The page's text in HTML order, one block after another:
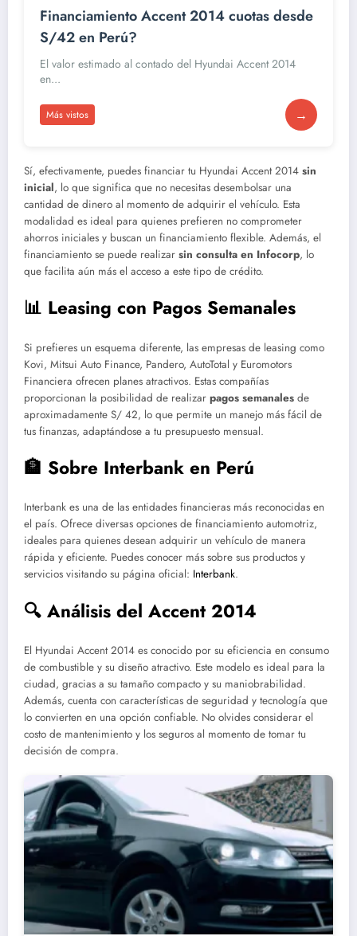
Financiamiento Accent 2014 cuotas desde
S/42 en Perú?
El valor estimado al contado del Hyundai Accent 2014
en...
Más vistos →
Sí, efectivamente, puedes financiar tu Hyundai Accent 2014 sin
inicial, lo que significa que no necesitas desembolsar una
cantidad de dinero al momento de adquirir el vehículo. Esta
modalidad es ideal para quienes prefieren no comprometer
ahorros iniciales y buscan un financiamiento flexible. Además, el
financiamiento se puede realizar sin consulta en Infocorp, lo
que facilita aún más el acceso a este tipo de crédito.
📊 Leasing con Pagos Semanales
Si prefieres un esquema diferente, las empresas de leasing como
Kovi, Mitsui Auto Finance, Pandero, AutoTotal y Euromotors
Financiera ofrecen planes atractivos. Estas compañías
proporcionan la posibilidad de realizar pagos semanales de
aproximadamente S/ 42, lo que permite un manejo más fácil de
tus finanzas, adaptándose a tu presupuesto mensual.
🏦 Sobre Interbank en Perú
Interbank es una de las entidades financieras más reconocidas en
el país. Ofrece diversas opciones de financiamiento automotriz,
ideales para quienes desean adquirir un vehículo de manera
rápida y eficiente. Puedes conocer más sobre sus productos y
servicios visitando su página oficial: Interbank.
🔍 Análisis del Accent 2014
El Hyundai Accent 2014 es conocido por su eficiencia en consumo
de combustible y su diseño atractivo. Este modelo es ideal para la
ciudad, gracias a su tamaño compacto y su maniobrabilidad.
Además, cuenta con características de seguridad y tecnología que
lo convierten en una opción confiable. No olvides considerar el
costo de mantenimiento y los seguros al momento de tomar tu
decisión de compra.